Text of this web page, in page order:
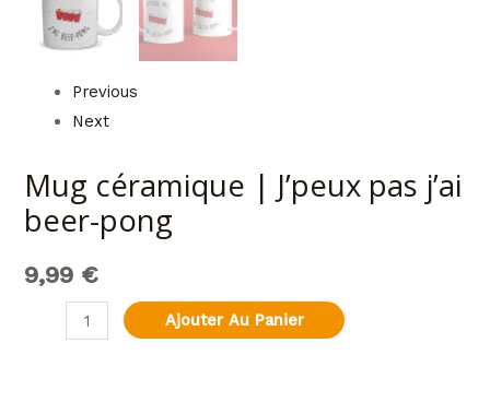
Previous
Next
Mug céramique | J’peux pas j’ai
beer-pong
9,99 €
Ajouter Au Panier